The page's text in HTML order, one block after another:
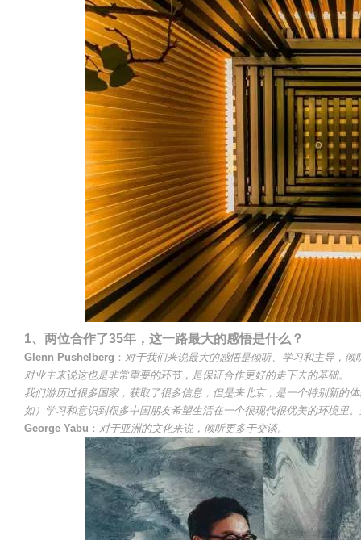
1、两位合作了35年，这一路最大的感悟是什么？
Glenn Pushelberg ： 对于我们来说最大的感悟是倾听、学习和主导，
对业主来说这也是非常重要的环节，是保证合作更好的走下去的基础。
我们游历过很多国家，获取了很多信息，但是来北京，是一个特别新的
如）学习和意识到很多中国朋友希望生活在一个很现代很优美的环境里
George Yabu ： 对于亚洲的文化来说，倾听更多于交谈。